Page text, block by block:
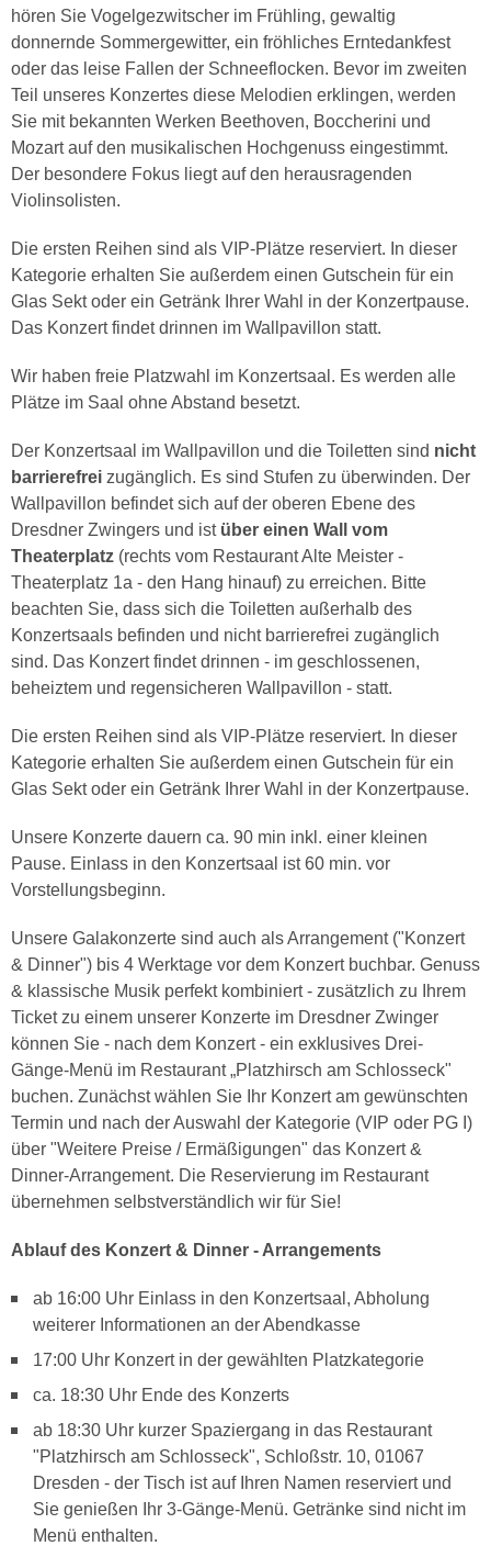
hören Sie Vogelgezwitscher im Frühling, gewaltig
donnernde Sommergewitter, ein fröhliches Erntedankfest
oder das leise Fallen der Schneeflocken. Bevor im zweiten
Teil unseres Konzertes diese Melodien erklingen, werden
Sie mit bekannten Werken Beethoven, Boccherini und
Mozart auf den musikalischen Hochgenuss eingestimmt.
Der besondere Fokus liegt auf den herausragenden
Violinsolisten.
Die ersten Reihen sind als VIP-Plätze reserviert. In dieser
Kategorie erhalten Sie außerdem einen Gutschein für ein
Glas Sekt oder ein Getränk Ihrer Wahl in der Konzertpause.
Das Konzert findet drinnen im Wallpavillon statt.
Wir haben freie Platzwahl im Konzertsaal. Es werden alle
Plätze im Saal ohne Abstand besetzt.
Der Konzertsaal im Wallpavillon und die Toiletten sind nicht
barrierefrei zugänglich. Es sind Stufen zu überwinden. Der
Wallpavillon befindet sich auf der oberen Ebene des
Dresdner Zwingers und ist über einen Wall vom
Theaterplatz (rechts vom Restaurant Alte Meister -
Theaterplatz 1a - den Hang hinauf) zu erreichen. Bitte
beachten Sie, dass sich die Toiletten außerhalb des
Konzertsaals befinden und nicht barrierefrei zugänglich
sind. Das Konzert findet drinnen - im geschlossenen,
beheiztem und regensicheren Wallpavillon - statt.
Die ersten Reihen sind als VIP-Plätze reserviert. In dieser
Kategorie erhalten Sie außerdem einen Gutschein für ein
Glas Sekt oder ein Getränk Ihrer Wahl in der Konzertpause.
Unsere Konzerte dauern ca. 90 min inkl. einer kleinen
Pause. Einlass in den Konzertsaal ist 60 min. vor
Vorstellungsbeginn.
Unsere Galakonzerte sind auch als Arrangement ("Konzert
& Dinner") bis 4 Werktage vor dem Konzert buchbar. Genuss
& klassische Musik perfekt kombiniert - zusätzlich zu Ihrem
Ticket zu einem unserer Konzerte im Dresdner Zwinger
können Sie - nach dem Konzert - ein exklusives Drei-
Gänge-Menü im Restaurant „Platzhirsch am Schlosseck"
buchen. Zunächst wählen Sie Ihr Konzert am gewünschten
Termin und nach der Auswahl der Kategorie (VIP oder PG I)
über "Weitere Preise / Ermäßigungen" das Konzert &
Dinner-Arrangement. Die Reservierung im Restaurant
übernehmen selbstverständlich wir für Sie!
Ablauf des Konzert & Dinner - Arrangements
ab 16:00 Uhr Einlass in den Konzertsaal, Abholung
weiterer Informationen an der Abendkasse
17:00 Uhr Konzert in der gewählten Platzkategorie
ca. 18:30 Uhr Ende des Konzerts
ab 18:30 Uhr kurzer Spaziergang in das Restaurant
"Platzhirsch am Schlosseck", Schloßstr. 10, 01067
Dresden - der Tisch ist auf Ihren Namen reserviert und
Sie genießen Ihr 3-Gänge-Menü. Getränke sind nicht im
Menü enthalten.